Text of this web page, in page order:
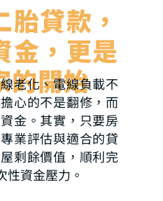
貸款，
金，更是
的開始
老化、電線負載不
心的不是翻修，而
金。其實，只要房
業評估與適合的貸
剩餘價值，順利完
性資金壓力。